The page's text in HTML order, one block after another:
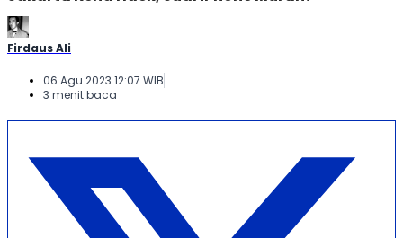
Firdaus Ali
06 Agu 2023 12:07 WIB
3 menit baca